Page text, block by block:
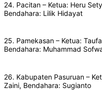
24. Pacitan – Ketua: Heru
Bendahara: Lilik Hidayat
25. Pamekasan – Ketua:
Bendahara: Muhammad
26. Kabupaten Pasuruan –
Zaini, Bendahara: Sugianto